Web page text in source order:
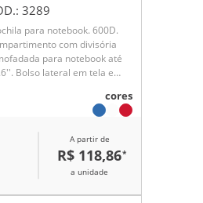
3289
para notebook. 600D.
com divisória
para notebook até
Bolso lateral em tela e
cores
A partir de
R$ 118,86*
a unidade